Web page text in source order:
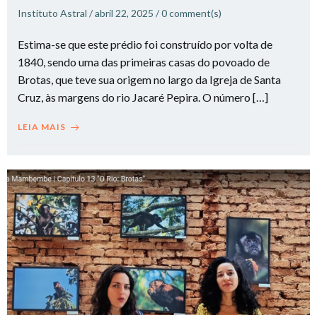
Instituto Astral /abril 22, 2025 /0comment(s)
Estima-se que este prédio ​foi construído por volta de
1840, sendo uma das primeiras casas do povoado de
Brotas, que teve sua origem no largo da Igreja de Santa
Cruz, às margens do rio Jacaré Pepira. O número […]
LEIA MAIS